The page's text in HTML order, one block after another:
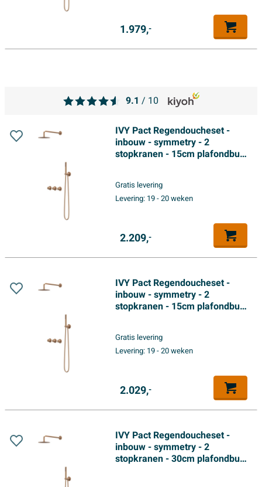
1.979,-
IVY Pact Regendoucheset -
inbouw - symmetry - 2
stopkranen - 15cm plafondbuis
doucheslang - satin spray
handdouche - Geborsteld mat
Gratis levering
Levering: 19 - 20 weken
2.209,-
IVY Pact Regendoucheset -
inbouw - symmetry - 2
stopkranen - 15cm plafondbuis
doucheslang - satin spray
handdouche - Geborsteld mat
Gratis levering
Levering: 19 - 20 weken
2.029,-
IVY Pact Regendoucheset -
inbouw - symmetry - 2
stopkranen - 30cm plafondbuis
9.1 / 10